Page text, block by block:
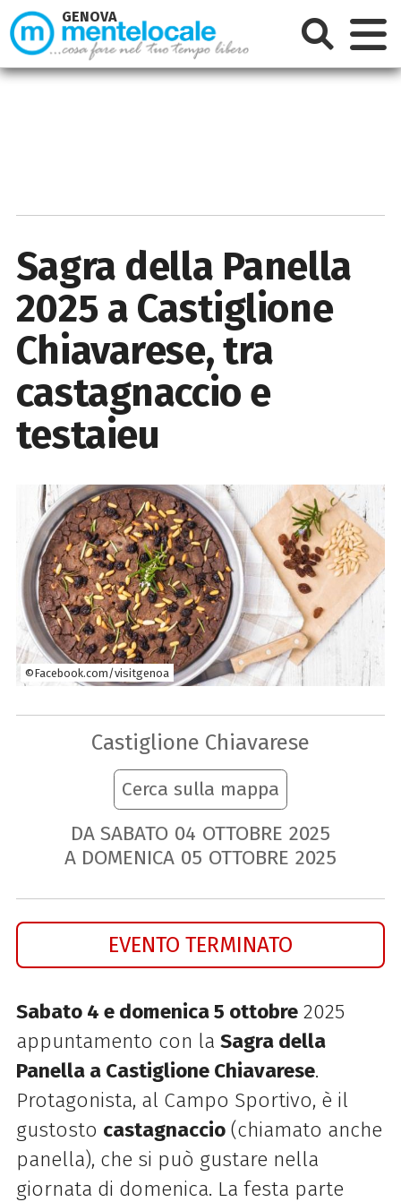
Sagra della Panella
2025 a Castiglione
Chiavarese, tra
castagnaccio e
testaieu
©Facebook.com/visitgenoa
Castiglione Chiavarese
Cerca sulla mappa
DA SABATO 04 OTTOBRE 2025
A DOMENICA 05 OTTOBRE 2025
EVENTO TERMINATO
Sabato 4 e domenica 5 ottobre2025
appuntamento con la Sagra della
Panella a Castiglione Chiavarese.
Protagonista, al Campo Sportivo, è il
gustosto castagnaccio(chiamato anche
panella), che si può gustare nella
giornata di domenica. La festa parte
GENOVA